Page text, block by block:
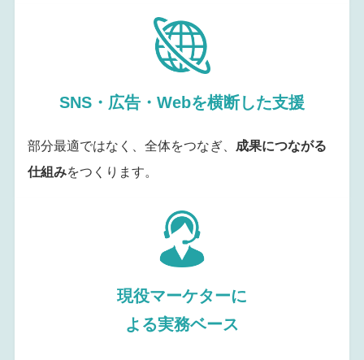
SNS・広告・Webを横断した支援
部分最適ではなく、全体をつなぎ、 成果につながる
仕組みをつくります。
現役マーケターに
よる実務ベース